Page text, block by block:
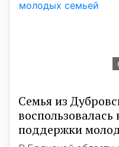
Семья из
поддержки